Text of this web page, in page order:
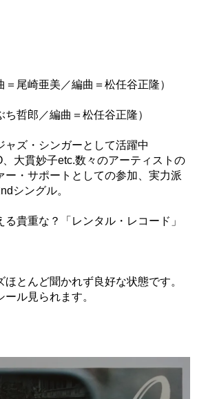
＝尾崎亜美／編曲＝松任谷正隆）
ち哲郎／編曲＝松任谷正隆）
ャズ・シンガーとして活躍中
大貫妙子etc.数々のアーティストの
ー・サポートとしての参加、実力派
シングル。
貴重な？「レンタル・レコード」
とんど聞かれず良好な状態です。
ル見られます。